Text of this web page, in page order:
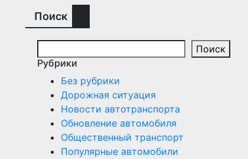
Поиск
Поиск
Рубрики
Без рубрики
Дорожная ситуация
Новости автотранспорта
Обновление автомобиля
Общественный транспорт
Популярные автомобили